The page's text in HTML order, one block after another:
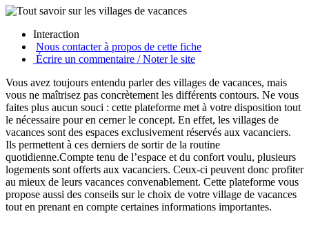
Interaction
Nous contacter à propos de cette fiche
Écrire un commentaire / Noter le site
Vous avez toujours entendu parler des villages de vacances, mais
vous ne maîtrisez pas concrètement les différents contours. Ne vous
faites plus aucun souci : cette plateforme met à votre disposition tout
le nécessaire pour en cerner le concept. En effet, les villages de
vacances sont des espaces exclusivement réservés aux vacanciers.
Ils permettent à ces derniers de sortir de la routine
quotidienne.Compte tenu de l’espace et du confort voulu, plusieurs
logements sont offerts aux vacanciers. Ceux-ci peuvent donc profiter
au mieux de leurs vacances convenablement. Cette plateforme vous
propose aussi des conseils sur le choix de votre village de vacances
tout en prenant en compte certaines informations importantes.